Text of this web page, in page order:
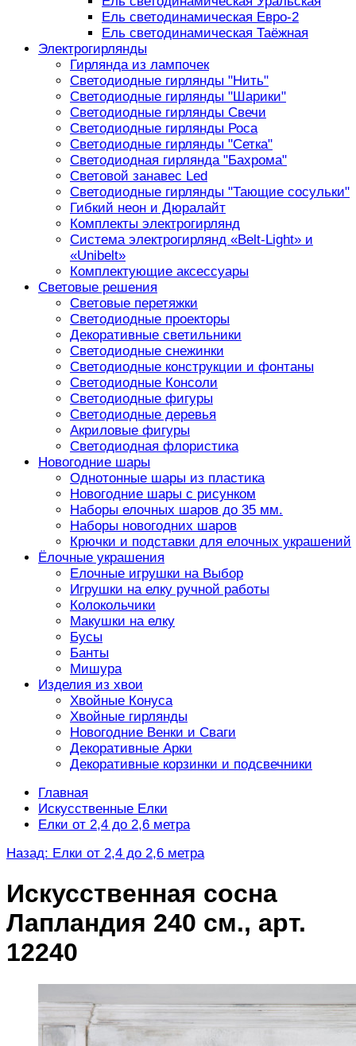
Ель светодинамическая Евро-2
Ель светодинамическая Таёжная
Электрогирлянды
Гирлянда из лампочек
Светодиодные гирлянды "Нить"
Светодиодные гирлянды "Шарики"
Светодиодные гирлянды Свечи
Светодиодные гирлянды Роса
Светодиодные гирлянды "Сетка"
Светодиодная гирлянда "Бахрома"
Световой занавес Led
Светодиодные гирлянды "Тающие сосульки"
Гибкий неон и Дюралайт
Комплекты электрогирлянд
Система электрогирлянд «Belt-Light» и
«Unibelt»
Комплектующие аксессуары
Световые решения
Световые перетяжки
Светодиодные проекторы
Декоративные светильники
Светодиодные снежинки
Светодиодные конструкции и фонтаны
Светодиодные Консоли
Светодиодные фигуры
Светодиодные деревья
Акриловые фигуры
Светодиодная флористика
Новогодние шары
Однотонные шары из пластика
Новогодние шары с рисунком
Наборы елочных шаров до 35 мм.
Наборы новогодних шаров
Крючки и подставки для елочных украшений
Ёлочные украшения
Елочные игрушки на Выбор
Игрушки на елку ручной работы
Колокольчики
Макушки на елку
Бусы
Банты
Мишура
Изделия из хвои
Хвойные Конуса
Хвойные гирлянды
Новогодние Венки и Сваги
Декоративные Арки
Декоративные корзинки и подсвечники
Главная
Искусственные Елки
Елки от 2,4 до 2,6 метра
Назад: Елки от 2,4 до 2,6 метра
Искусственная сосна
Лапландия 240 см., арт.
12240